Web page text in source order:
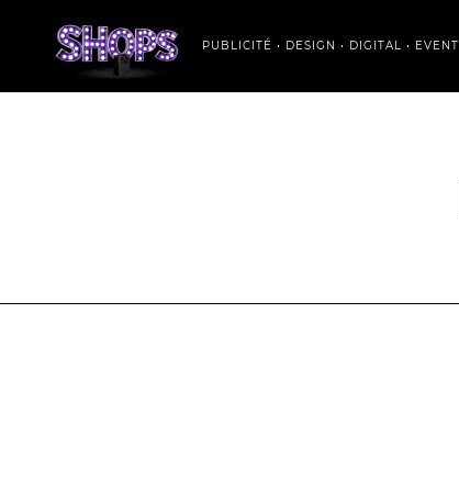
PUBLICITÉ • DESIGN • DIGITAL • EVENT